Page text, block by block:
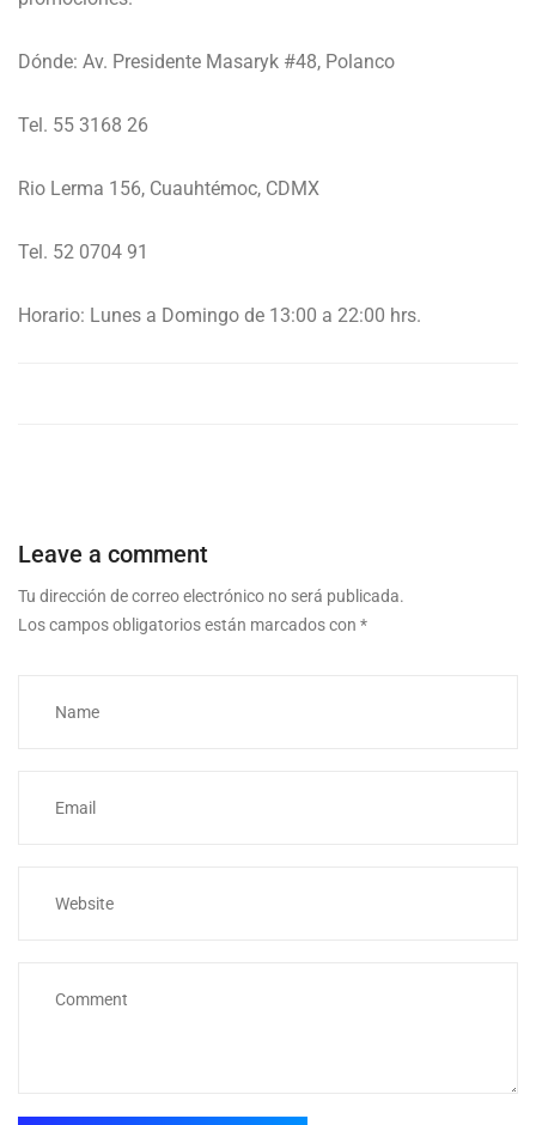
Dónde: Av. Presidente Masaryk #48, Polanco
Tel. 55 3168 26
Rio Lerma 156, Cuauhtémoc, CDMX
Tel. 52 0704 91
Horario: Lunes a Domingo de 13:00 a 22:00 hrs.
Leave a comment
Tu dirección de correo electrónico no será publicada.
Los campos obligatorios están marcados con *